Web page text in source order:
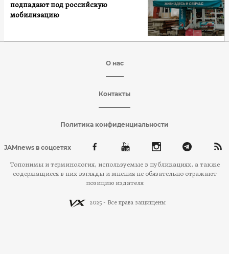
подпадают под российскую
мобилизацию
О нас
Контакты
Политика конфиденциальности
JAMnews в соцсетях
Топонимы и терминология, используемые в публикациях, а также
содержащиеся в них взгляды и мнения не обязательно отражают
позицию издателя
2025 - Все права защищены